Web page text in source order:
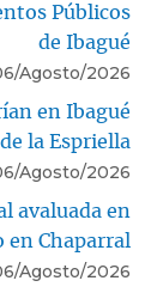
Públicos
de Ibagué
Agosto/2026
en Ibagué
la Espriella
Agosto/2026
avaluada en
Chaparral
Agosto/2026